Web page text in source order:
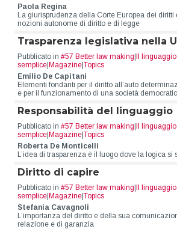
Paola Regina
La giurisprudenza della Corte Europea dei diritti
nozioni autonome di diritto e di legge
Trasparenza legislativa nella
Pubblicato in #57 Better law making|Il linguaggio
semplice|Magazine|Topics
Emilio De Capitani
Elementi fondanti per il diritto all’auto
e per il funzionamento di una società
Responsabilità del linguaggio
Pubblicato in #57 Better law making|Il linguaggio
semplice|Magazine|Topics
Roberta De Monticelli
L’idea di trasparenza è il luogo dove la logica si
Diritto di capire
Pubblicato in #57 Better law making|Il linguaggio
semplice|Magazine|Topics
Stefania Cavagnoli
L’importanza del diritto e della sua
relazione e di garanzia